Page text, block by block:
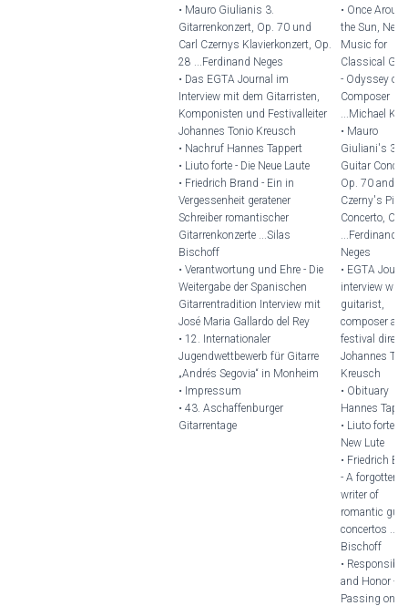
• Mauro Giulianis 3.
Gitarrenkonzert, Op. 70 und
Carl Czernys Klavierkonzert, Op.
28 ...Ferdinand Neges
• Das EGTA Journal im
Interview mit dem Gitarristen,
Komponisten und Festivalleiter
Johannes Tonio Kreusch
• Nachruf Hannes Tappert
• Liuto forte - Die Neue Laute
• Friedrich Brand - Ein in
Vergessenheit geratener
Schreiber romantischer
Gitarrenkonzerte ...Silas
Bischoff
• Verantwortung und Ehre - Die
Weitergabe der Spanischen
Gitarrentradition Interview mit
José Maria Gallardo del Rey
• 12. Internationaler
Jugendwettbewerb für Gitarre
„Andrés Segovia“ in Monheim
• Impressum
• 43. Aschaffenburger
Gitarrentage
• Once
the Sun, New
Music for
Classical
- Odyssey of a
Composer
...Michael
• Mauro
Giuliani's 3rd
Guitar
Op. 70 and
Czerny's
Concerto,
...Ferdinand
Neges
• EGTA
interview with
guitarist,
composer and
festival
Johannes
Kreusch
• Obituary
Hannes
• Liuto forte -
New Lute
• Friedrich
- A forgotten
writer of
romantic
concertos
Bischoff
•
and Honor -
Passing on